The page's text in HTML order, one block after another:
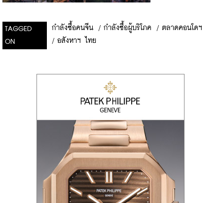
TAGGED
ON
กำลังซื้อคนจีน / กำลังซื้อผู้บริโภค / ตลาดคอนโดฯ
/ อสังหาฯ ไทย